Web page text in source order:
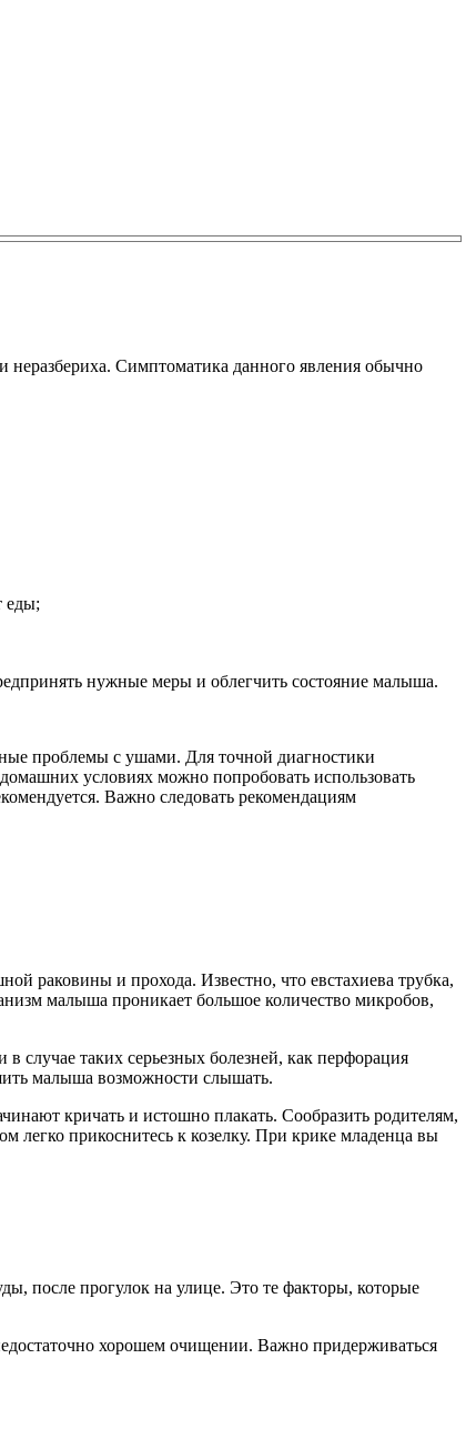
Симптоматика данного явления обычно
еды;
нужные меры и облегчить состояние малыша.
проблемы с ушами. Для точной диагностики
условиях можно попробовать использовать
Важно следовать рекомендациям
раковины и прохода. Известно, что евстахиева трубка,
малыша проникает большое количество микробов,
случае таких серьезных болезней, как перфорация
малыша возможности слышать.
кричать и истошно плакать. Сообразить родителям,
прикоснитесь к козелку. При крике младенца вы
после прогулок на улице. Это те факторы, которые
хорошем очищении. Важно придерживаться